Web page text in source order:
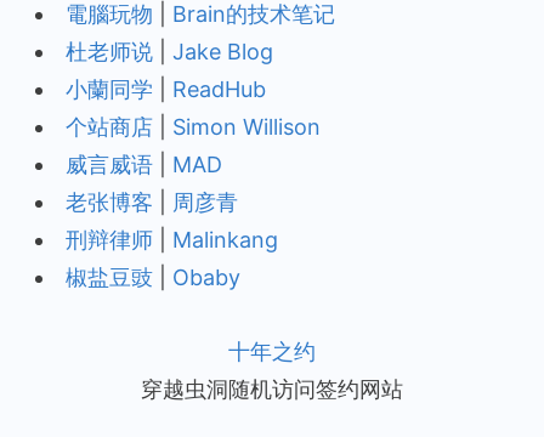
電腦玩物
Brain的技术笔记
杜老师说
Jake Blog
小蘭同学
ReadHub
个站商店
Simon Willison
威言威语
MAD
老张博客
周彦青
刑辩律师
Malinkang
椒盐豆豉
Obaby
十年之约
穿越虫洞随机访问签约网站